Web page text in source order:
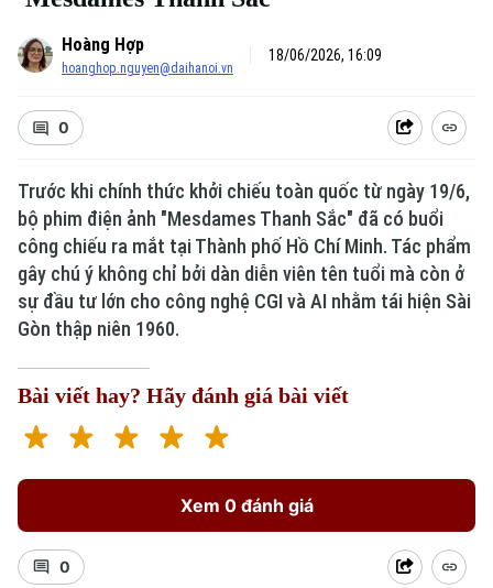
Xu hướng
Hoàng Hợp
hoanghop.nguyen@daihanoi.vn
18/06/2026, 16:09
0
Trước khi chính thức khởi chiếu toàn quốc từ ngày 19/6,
bộ phim điện ảnh "Mesdames Thanh Sắc" đã có buổi
công chiếu ra mắt tại Thành phố Hồ Chí Minh. Tác phẩm
gây chú ý không chỉ bởi dàn diễn viên tên tuổi mà còn ở
sự đầu tư lớn cho công nghệ CGI và AI nhằm tái hiện Sài
Gòn thập niên 1960.
Bài viết hay? Hãy đánh giá bài viết
Xem 0 đánh giá
0